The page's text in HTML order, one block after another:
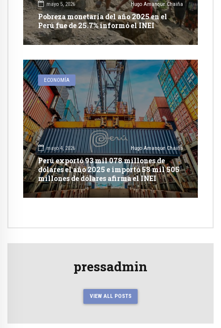
mayo 5, 2026 Hugo Amanque Chaiña
Pobreza monetaria del año 2025 en el
Perú fue de 25.7% informó el INEI
ECONOMÍA
mayo 4, 2026 Hugo Amanque Chaiña
Perú exportó 93 mil 078 millones de
dólares el año 2025 e importó 58 mil 505
millones de dólares afirma el INEI
pressadmin
VIEW ALL POSTS